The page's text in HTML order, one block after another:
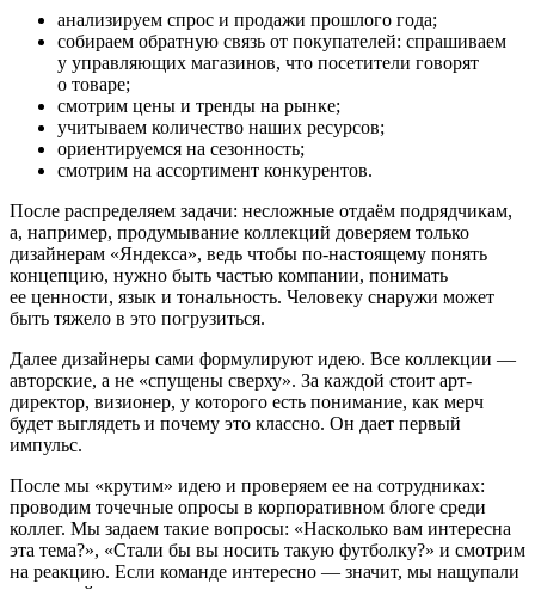
анализируем спрос и продажи прошлого года;
собираем обратную связь от покупателей: спрашиваем
у управляющих магазинов, что посетители говорят
о товаре;
смотрим цены и тренды на рынке;
учитываем количество наших ресурсов;
ориентируемся на сезонность;
смотрим на ассортимент конкурентов.
После распределяем задачи: несложные отдаём подрядчикам,
а, например, продумывание коллекций доверяем только
дизайнерам «Яндекса», ведь чтобы по-настоящему понять
концепцию, нужно быть частью компании, понимать
ее ценности, язык и тональность. Человеку снаружи может
быть тяжело в это погрузиться.
Далее дизайнеры сами формулируют идею. Все коллекции —
авторские, а не «спущены сверху». За каждой стоит арт-
директор, визионер, у которого есть понимание, как мерч
будет выглядеть и почему это классно. Он дает первый
импульс.
После мы «крутим» идею и проверяем ее на сотрудниках:
проводим точечные опросы в корпоративном блоге среди
коллег. Мы задаем такие вопросы: «Насколько вам интересна
эта тема?», «Стали бы вы носить такую футболку?» и смотрим
на реакцию. Если команде интересно — значит, мы нащупали